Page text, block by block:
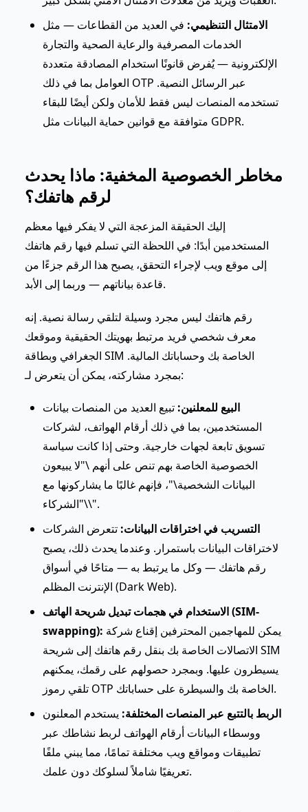
الامتثال التنظيمي: في العديد من القطاعات — مثل
الخدمات المصرفية والرعاية الصحية والتجارة
الإلكترونية — يُفرض قانونًا استخدام المصادقة متعددة
العوامل بما في ذلك OTP عبر الرسائل النصية.
تستخدمه المنصات ليس فقط للأمان ولكن أيضًا للبقاء
متوافقة مع قوانين حماية البيانات مثل GDPR.
مخاطر الخصوصية المخفية: ماذا يحدث
لرقم هاتفك؟
إليك الحقيقة المزعجة التي لا يفكر فيها معظم
المستخدمين أبدًا: في اللحظة التي تسلم فيها رقم هاتفك
إلى موقع ويب لإجراء التحقق، يصبح هذا الرقم جزءًا من
قاعدة بياناتهم — وربما إلى الأبد.
رقم هاتفك ليس مجرد وسيلة لتلقي رسالة نصية. إنه
معرف شخصي فريد مرتبط بهويتك الحقيقية وموقعك
الجغرافي وبطاقة SIM الخاصة بك وحساباتك المالية.
بمجرد مشاركته، يمكن أن يتعرض لـ:
البيع للمعلنين: تبيع العديد من المنصات بيانات
المستخدمين، بما في ذلك أرقام الهواتف، لشركات
تسويق تابعة لجهات خارجية. وحتى إذا كانت سياسة
الخصوصية الخاصة بهم تنص على أنهم \"لا يبيعون
البيانات الشخصية\"، فإنهم غالبًا ما يشاركونها مع
\"الشركاء\".
التسريب في اختراقات البيانات: تتعرض الشركات
لاختراقات البيانات باستمرار. وعندما يحدث ذلك، يصبح
رقم هاتفك — وكل ما يرتبط به — متاحًا في أسواق
الإنترنت المظلم (Dark Web).
الاستخدام في هجمات تبديل شريحة الهاتف (SIM-
swapping):
الاتصالات الخاصة بك بنقل رقم هاتفك إلى شريحة SIM
يسيطرون عليها. وبمجرد حصولهم على رقمك، يمكنهم
تلقي رموز OTP الخاصة بك والسيطرة على حساباتك.
الربط بالتتبع عبر المنصات المختلفة: يستخدم المعلنون
ووسطاء البيانات أرقام الهواتف لربط نشاطك عبر
تطبيقات ومواقع ويب مختلفة تمامًا، مما يبني ملفًا
تعريفيًا شاملاً لسلوكك دون علمك.